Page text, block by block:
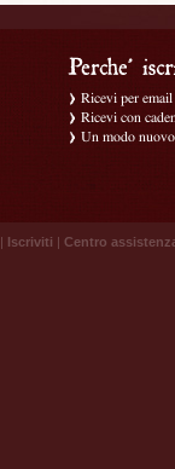
Ricevi per
Ricevi con
Un modo
| Iscriviti | Centro